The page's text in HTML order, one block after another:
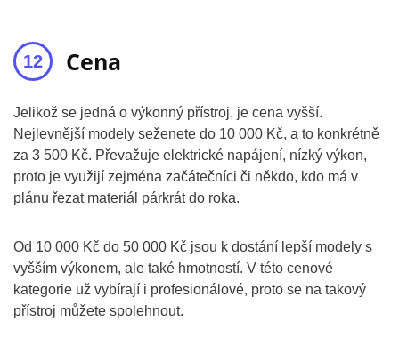
Cena
Jelikož se jedná o výkonný přístroj, je cena vyšší.
Nejlevnější modely seženete do 10 000 Kč, a to konkrétně
za 3 500 Kč. Převažuje elektrické napájení, nízký výkon,
proto je využijí zejména začátečníci či někdo, kdo má v
plánu řezat materiál párkrát do roka.
Od 10 000 Kč do 50 000 Kč jsou k dostání lepší modely s
vyšším výkonem, ale také hmotností. V této cenové
kategorie už vybírají i profesionálové, proto se na takový
přístroj můžete spolehnout.